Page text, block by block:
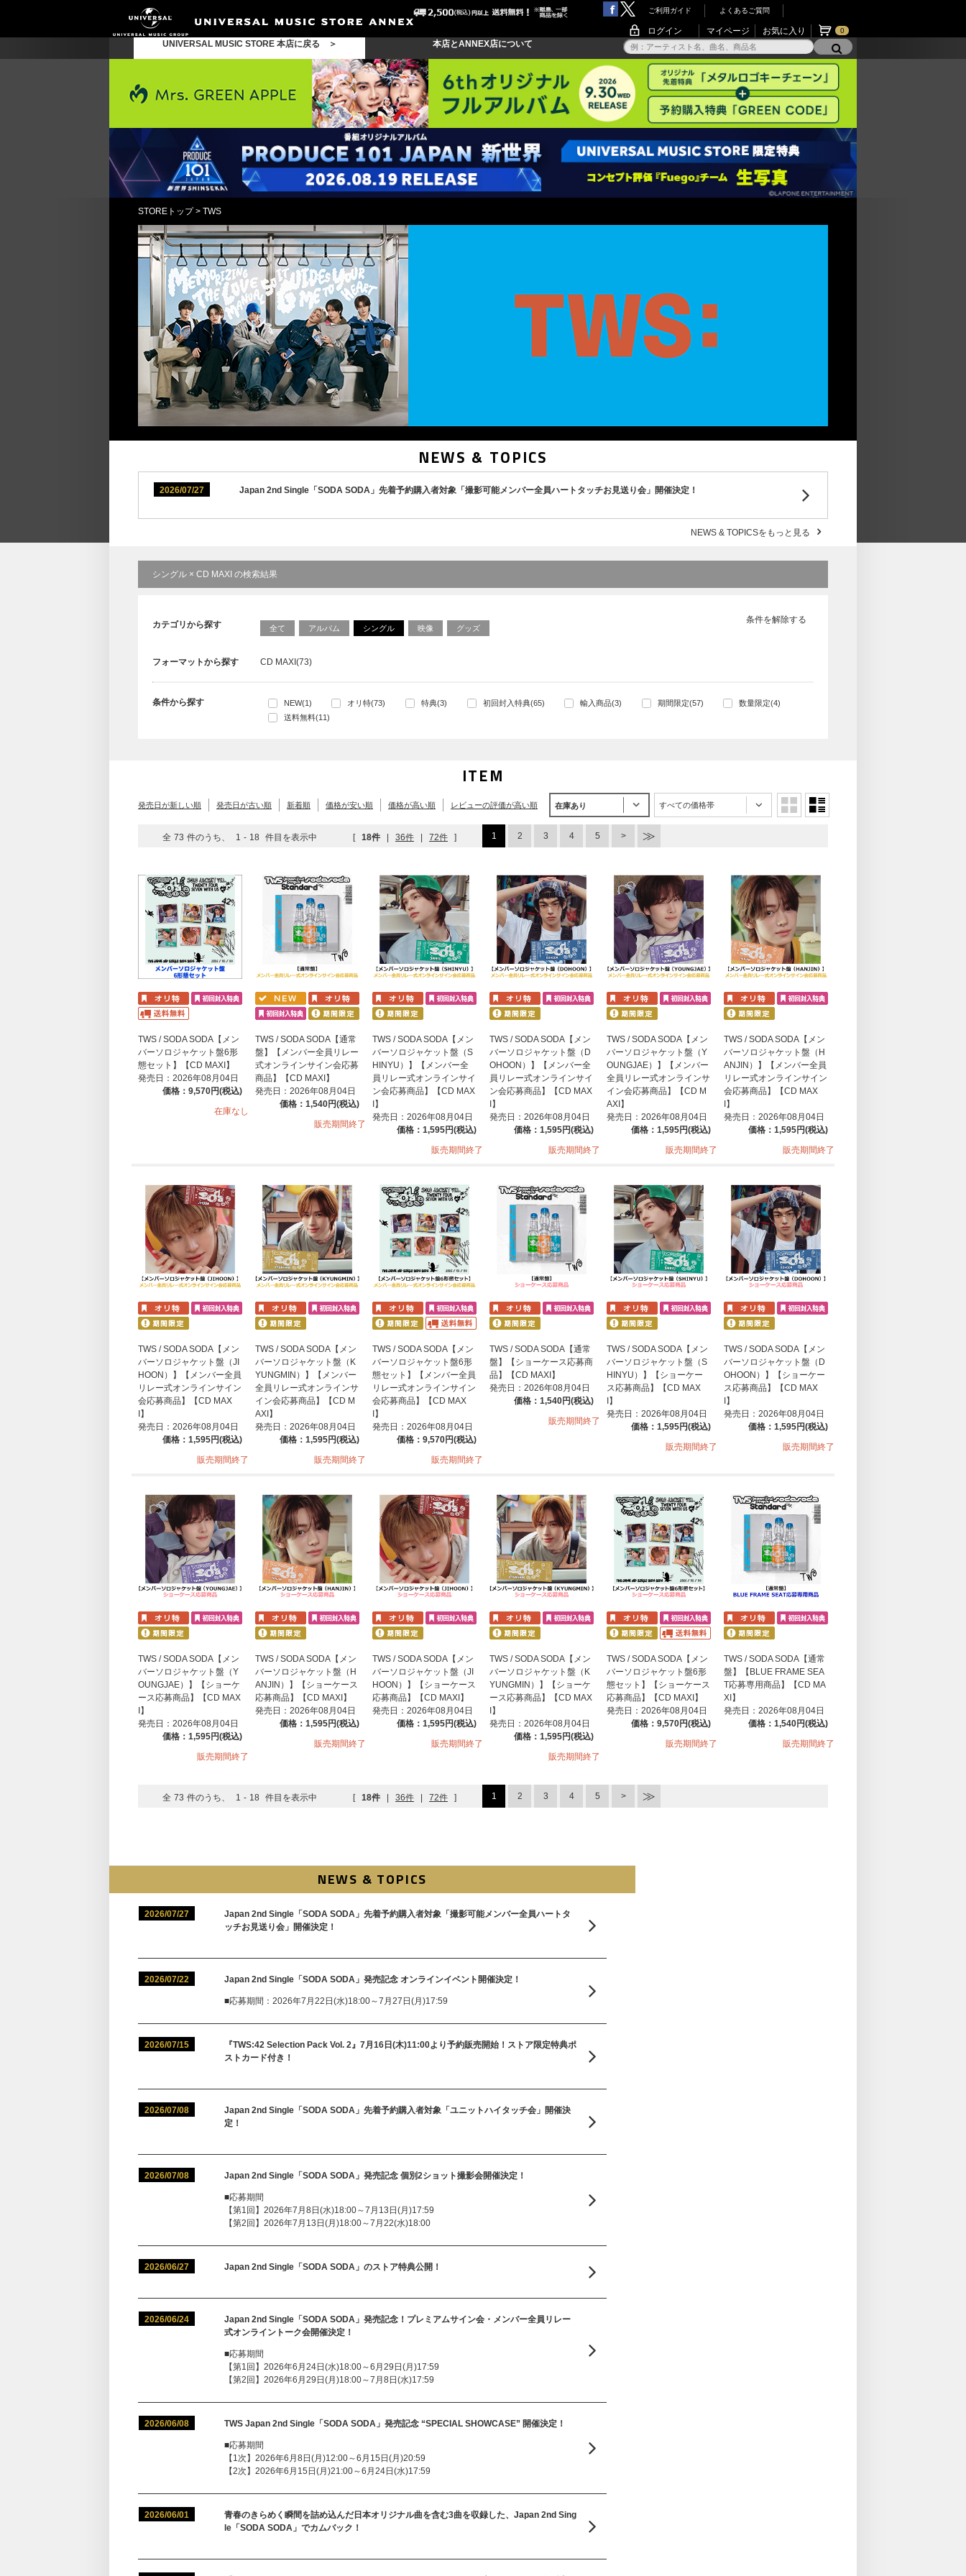
ご利用ガイド よくあるご質問
ログイン マイページ お気に入り 0
UNIVERSAL MUSIC STORE 本店に戻る ＞ 本店とANNEX店について
STOREトップ> TWS
NEWS & TOPICS
2026/07/27 Japan 2nd Single「SODA SODA」先着予約購入者対象「撮影可能メンバー全員ハートタッチお見送り会」開催決定！
NEWS & TOPICSをもっと見る
シングル × CD MAXI の検索結果
条件を解除する
カテゴリから探す 全て アルバム シングル 映像 グッズ
フォーマットから探す CD MAXI(73)
条件から探す NEW(1) オリ特(73) 特典(3) 初回封入特典(65) 輸入商品(3) 期間限定(57)
数量限定(4)
送料無料(11)
ITEM
発売日が新しい順 発売日が古い順 新着順 価格が安い順 価格が高い順 レビューの評価が高い順 在庫あり すべての価格帯
全 73 件のうち、 1 - 18 件目を表示中 [ 18件 | 36件 | 72件 ] 1 2 3 4 5
TWS / SODA SODA【メン
バーソロジャケット盤6形
態セット】【CD MAXI】
発売日：2026年08月04日
価格：9,570円(税込)
在庫なし
TWS / SODA SODA【通常
盤】【メンバー全員リレー
式オンラインサイン会応募
商品】【CD MAXI】
発売日：2026年08月04日
価格：1,540円(税込)
販売期間終了
TWS / SODA SODA【メン
バーソロジャケット盤（S
HINYU）】【メンバー全
員リレー式オンラインサイ
ン会応募商品】【CD MAX
I】
発売日：2026年08月04日
価格：1,595円(税込)
販売期間終了
TWS / SODA SODA【メン
バーソロジャケット盤（D
OHOON）】【メンバー全
員リレー式オンラインサイ
ン会応募商品】【CD MAX
I】
発売日：2026年08月04日
価格：1,595円(税込)
販売期間終了
TWS / SODA SODA【メン
バーソロジャケット盤（Y
OUNGJAE）】【メンバー
全員リレー式オンラインサ
イン会応募商品】【CD M
AXI】
発売日：2026年08月04日
価格：1,595円(税込)
販売期間終了
TWS / SODA SODA【メン
バーソロジャケット盤（H
ANJIN）】【メンバー全員
リレー式オンラインサイン
会応募商品】【CD MAX
I】
発売日：2026年08月04日
価格：1,595円(税込)
販売期間終了
TWS / SODA SODA【メン
バーソロジャケット盤（JI
HOON）】【メンバー全員
リレー式オンラインサイン
会応募商品】【CD MAX
I】
発売日：2026年08月04日
価格：1,595円(税込)
販売期間終了
TWS / SODA SODA【メン
バーソロジャケット盤（K
YUNGMIN）】【メンバー
全員リレー式オンラインサ
イン会応募商品】【CD M
AXI】
発売日：2026年08月04日
価格：1,595円(税込)
販売期間終了
TWS / SODA SODA【メン
バーソロジャケット盤6形
態セット】【メンバー全員
リレー式オンラインサイン
会応募商品】【CD MAX
I】
発売日：2026年08月04日
価格：9,570円(税込)
販売期間終了
TWS / SODA SODA【通常
盤】【ショーケース応募商
品】【CD MAXI】
発売日：2026年08月04日
価格：1,540円(税込)
販売期間終了
TWS / SODA SODA【メン
バーソロジャケット盤（S
HINYU）】【ショーケー
ス応募商品】【CD MAX
I】
発売日：2026年08月04日
価格：1,595円(税込)
販売期間終了
TWS / SODA SODA【メン
バーソロジャケット盤（D
OHOON）】【ショーケー
ス応募商品】【CD MAX
I】
発売日：2026年08月04日
価格：1,595円(税込)
販売期間終了
TWS / SODA SODA【メン
バーソロジャケット盤（Y
OUNGJAE）】【ショーケ
ース応募商品】【CD MAX
I】
発売日：2026年08月04日
価格：1,595円(税込)
販売期間終了
TWS / SODA SODA【メン
バーソロジャケット盤（H
ANJIN）】【ショーケース
応募商品】【CD MAXI】
発売日：2026年08月04日
価格：1,595円(税込)
販売期間終了
TWS / SODA SODA【メン
バーソロジャケット盤（JI
HOON）】【ショーケース
応募商品】【CD MAXI】
発売日：2026年08月04日
価格：1,595円(税込)
販売期間終了
TWS / SODA SODA【メン
バーソロジャケット盤（K
YUNGMIN）】【ショーケ
ース応募商品】【CD MAX
I】
発売日：2026年08月04日
価格：1,595円(税込)
販売期間終了
TWS / SODA SODA【メン
バーソロジャケット盤6形
態セット】【ショーケース
応募商品】【CD MAXI】
発売日：2026年08月04日
価格：9,570円(税込)
販売期間終了
TWS / SODA SODA【通常
盤】【BLUE FRAME SEA
T応募専用商品】【CD MA
XI】
発売日：2026年08月04日
価格：1,540円(税込)
販売期間終了
全 73 件のうち、 1 - 18 件目を表示中 [ 18件 | 36件 | 72件 ] 1 2 3 4 5
NEWS & TOPICS
2026/07/27
Japan 2nd Single「SODA SODA」先着予約購入者対象「撮影可能メンバー全員ハートタ
ッチお見送り会」開催決定！
2026/07/22 Japan 2nd Single「SODA SODA」発売記念 オンラインイベント開催決定！
■応募期間：2026年7月22日(水)18:00～7月27日(月)17:59
2026/07/15
『TWS:42 Selection Pack Vol. 2』7月16日(木)11:00より予約販売開始！ストア限定特典ポ
ストカード付き！
2026/07/08
Japan 2nd Single「SODA SODA」先着予約購入者対象「ユニットハイタッチ会」開催決
定！
2026/07/08 Japan 2nd Single「SODA SODA」発売記念 個別2ショット撮影会開催決定！
■応募期間
【第1回】2026年7月8日(水)18:00～7月13日(月)17:59
【第2回】2026年7月13日(月)18:00～7月22(水)18:00
2026/06/27 Japan 2nd Single「SODA SODA」のストア特典公開！
2026/06/24
Japan 2nd Single「SODA SODA」発売記念！プレミアムサイン会・メンバー全員リレー
式オンライントーク会開催決定！
■応募期間
【第1回】2026年6月24日(水)18:00～6月29日(月)17:59
【第2回】2026年6月29日(月)18:00～7月8日(水)17:59
2026/06/08 TWS Japan 2nd Single「SODA SODA」発売記念 “SPECIAL SHOWCASE” 開催決定！
■応募期間
【1次】2026年6月8日(月)12:00～6月15日(月)20:59
【2次】2026年6月15日(月)21:00～6月24日(水)17:59
2026/06/01
青春のきらめく瞬間を詰め込んだ日本オリジナル曲を含む3曲を収録した、Japan 2nd Sing
le「SODA SODA」でカムバック！